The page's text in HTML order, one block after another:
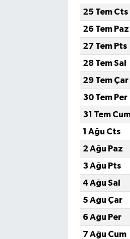
25 Tem Cts
26 Tem Paz
27 Tem Pts
28 Tem Sal
29 Tem Çar
30 Tem Per
31 Tem
1 Ağu Cts
2 Ağu Paz
3 Ağu Pts
4 Ağu Sal
5 Ağu Çar
6 Ağu Per
7 Ağu Cum